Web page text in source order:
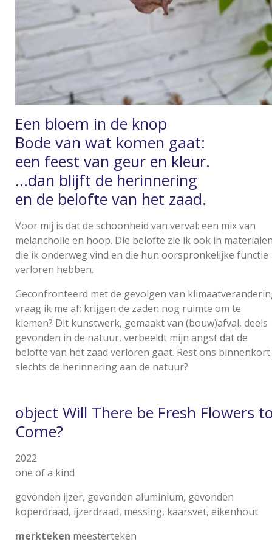
Een bloem in de knop
Bode van wat komen gaat:
een feest van geur en kleur.
...dan blijft de herinnering
en de belofte van het zaad.
Voor mij is dat de schoonheid van verval: een mix van
melancholie en hoop. Die belofte zie ik ook in
die ik onderweg vind en die hun oorspronkelijke functie
verloren hebben.
Geconfronteerd met de gevolgen van
vraag ik me af: krijgen de zaden nog ruimte om te
kiemen? Dit kunstwerk, gemaakt van (bouw)afval, deels
gevonden in de natuur, verbeeldt mijn angst dat de
belofte van het zaad verloren gaat. Rest ons binnenkort
slechts de herinnering aan de natuur?
object Will There be Fresh Flowers
Come?
2022
one of a kind
gevonden ijzer, gevonden aluminium, gevonden
koperdraad, ijzerdraad, messing, kaarsvet, eikenhout
merkteken meesterteken